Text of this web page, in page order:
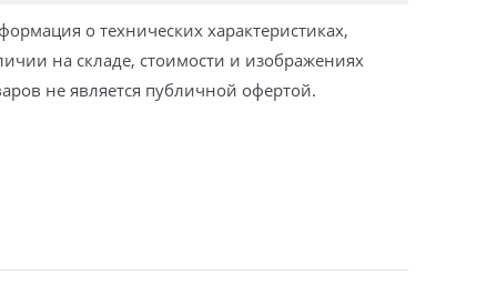
о технических характеристиках,
на складе, стоимости и изображениях
не является публичной офертой.